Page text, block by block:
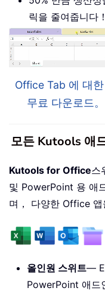
릭을 줄여줍니다！
Office Tab 에 대한
무료 다운로드。
모든 Kutools 애
Kutools for Office스
및 PowerPoint 용 애
며， 다양한 Office 앱
올인원 스위트—
PowerPoint 애